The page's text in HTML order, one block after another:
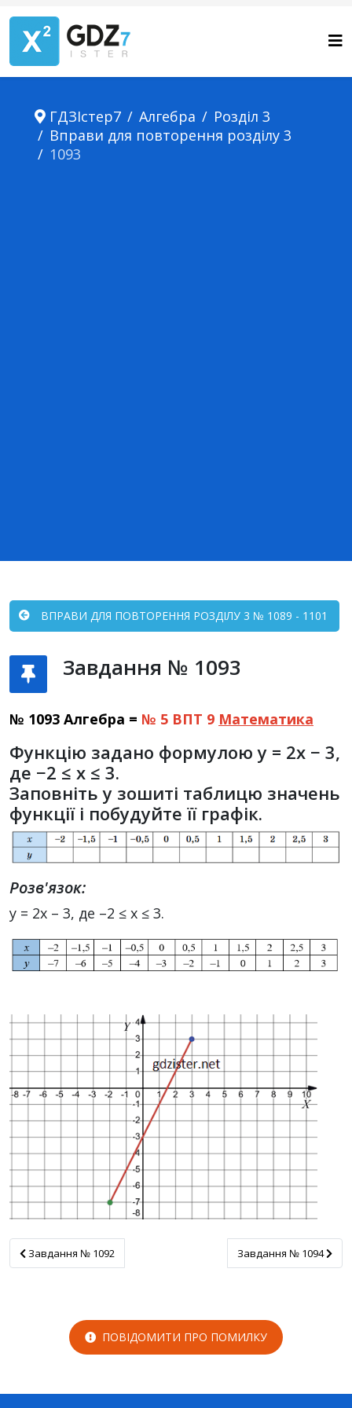
ГДЗІстер7 Алгебра
Розділ 3
Вправи для повторення розділу 3
1093
ВПРАВИ ДЛЯ ПОВТОРЕННЯ РОЗДІЛУ 3 № 1089 - 1101
Завдання № 1093
№ 1093 Алгебра = № 5 ВПТ 9 Математика
Функцію задано формулою y = 2x − 3,
де −2 ≤ x ≤ 3.
Заповніть у зошиті таблицю значень
функції і побудуйте її графік.
Розв'язок:
у = 2х – 3, де –2 ≤ х ≤ 3.
Завдання № 1092
Завдання № 1092 Завдання № 1094
Завдання № 1094
ПОВІДОМИТИ ПРО ПОМИЛКУ